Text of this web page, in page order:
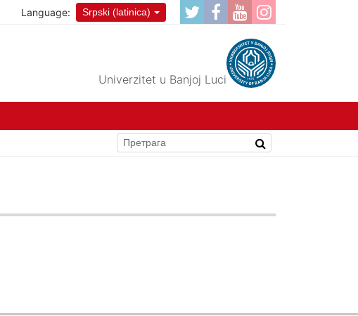
Language: Srpski (latinica)
Univerzitet u Banjoj Luci